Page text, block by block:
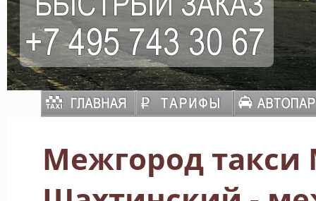
Межгород такси